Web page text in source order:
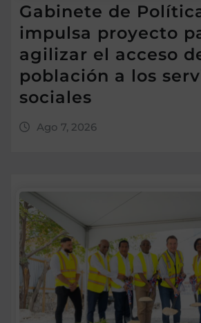
Gabinete de
impulsa proyecto
agilizar el acceso
población a los
sociales
Ago 7, 2026